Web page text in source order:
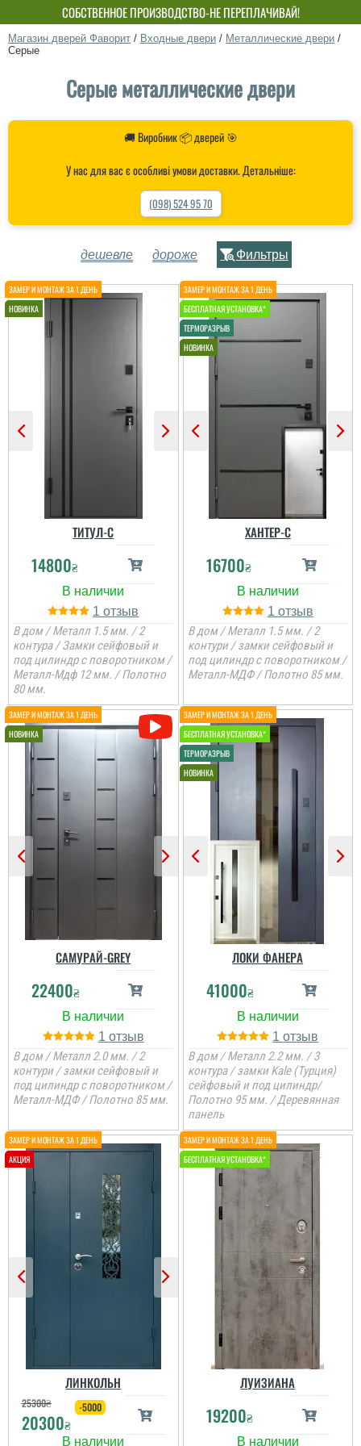
СОБСТВЕННОЕ ПРОИЗВОДСТВО-НЕ ПЕРЕПЛАЧИВАЙ!
Магазин дверей Фаворит / Входные двери / Металлические двери /
Серые
Серые металлические двери
🚚 Виробник 📦 дверей 🎯
У нас для вас є особливі умови доставки. Детальніше:
(098) 524 95 70
дешевле дороже Фильтры
ТИТУЛ-C
14800₴
1
В дом / Металл 1.5 мм. / 2
контура / Замки сейфовый и
под цилиндр с поворотником /
Металл-Мдф 12 мм. / Полотно
80 мм.
ХАНТЕР-С
16700₴
1
В дом / Металл 1.5 мм. / 2
контури / замки сейфовый и
под цилиндр с поворотником /
Металл-МДФ / Полотно 85 мм.
САМУРАЙ-GREY
22400₴
1
В дом / Металл 2.0 мм. / 2
контури / замки сейфовый и
под цилиндр с поворотником /
Металл-МДФ / Полотно 85 мм.
ЛОКИ ФАНЕРА
41000₴
1
В дом / Металл 2.2 мм. / 3
контура / замки Kale (Турция)
сейфовый и под цилиндр/
Полотно 95 мм. / Деревянная
панель
ЛИНКОЛЬН
25300₴
20300₴
-5000
ЛУИЗИАНА
19200₴